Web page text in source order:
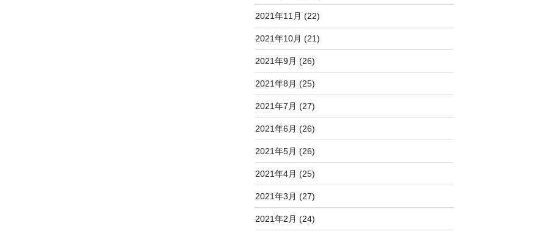
2021年11月 (22)
2021年10月 (21)
2021年9月 (26)
2021年8月 (25)
2021年7月 (27)
2021年6月 (26)
2021年5月 (26)
2021年4月 (25)
2021年3月 (27)
2021年2月 (24)